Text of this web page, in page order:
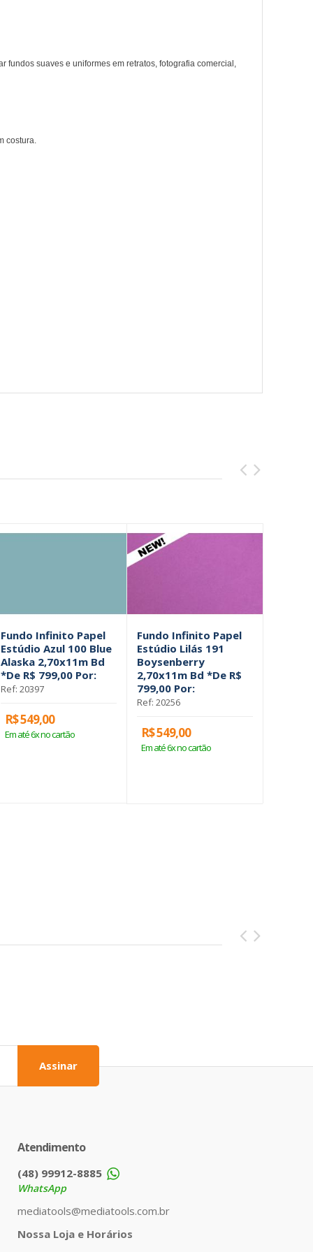
fundos suaves e uniformes em retratos, fotografia comercial,
costura.
Fundo Infinito Papel
Estúdio Azul 100 Blue
Alaska 2,70x11m Bd
*De R$ 799,00 Por:
Ref: 20397
R$ 549,00
Em até 6x no cartão
Fundo Infinito Papel
Estúdio Lilás 191
Boysenberry
2,70x11m Bd *De R$
799,00 Por:
Ref: 20256
R$ 549,00
Em até 6x no cartão
Assinar
Atendimento
(48) 99912-8885
WhatsApp
mediatools@mediatools.com.br
Nossa Loja e Horários